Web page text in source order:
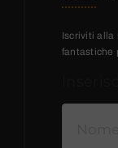
Iscriviti alla
fantastiche